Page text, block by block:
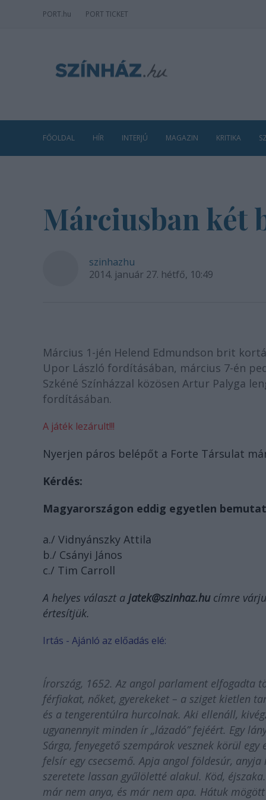
PORT.hu PORT TICKET
FŐOLDAL HÍR INTERJÚ MAGAZIN KRITIKA
Márciusban két
szinhazhu
2014. január 27. hétfő, 10:49
Március 1-jén Helend Edmundson brit
Upor László fordításában, március 7-én
Szkéné Színházzal közösen Artur Palyga
fordításában.
A játék lezárult!!!
Nyerjen páros belépőt a Forte Társulat
Kérdés:
Magyarországon eddig egyetlen
a./ Vidnyánszky Attila
b./ Csányi János
c./ Tim Carroll
A helyes választ a jatek@szinhaz.hucímre
értesítjük.
Irtás - Ajánló az előadás elé:
Írország, 1652. Az angol parlament elfogadta
férfiakat, nőket, gyerekeket – a sziget kietlen
és a tengerentúlra hurcolnak. Aki ellenáll,
ugyanennyit minden ír „lázadó” fejéért. Egy
Sárga, fenyegető szempárok vesznek körül
felsír egy csecsemő. Apja angol földesúr,
szeretete lassan gyűlöletté alakul. Köd,
már nem anya, és már nem apa. Hátuk